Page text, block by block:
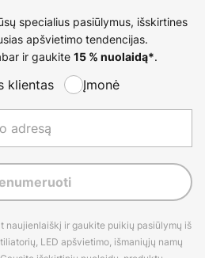
specialius pasiūlymus, išskirtines
apšvietimo tendencijas.
ir gaukite 15 % nuolaidą*.
klientas Įmonė
naujienlaiškį ir gaukite puikių pasiūlymų iš
LED apšvietimo, išmaniųjų namų